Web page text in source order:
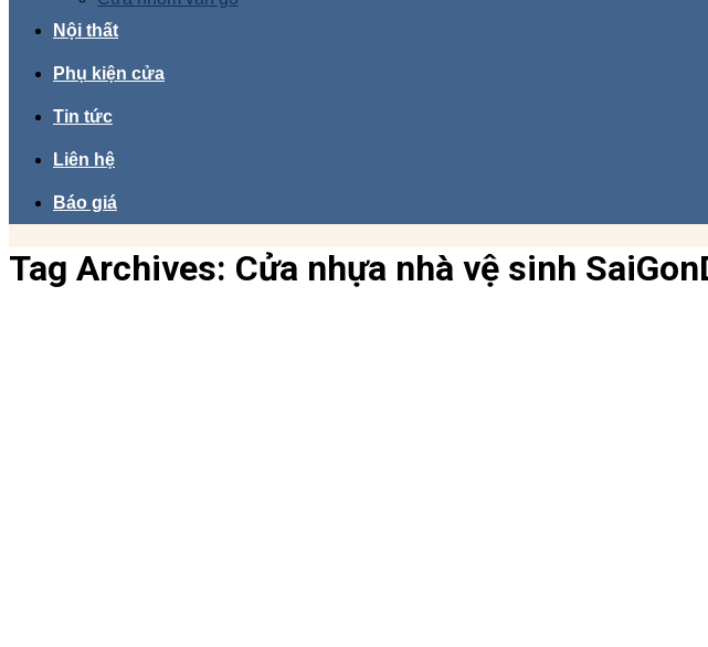
Nội thất
Phụ kiện cửa
Tin tức
Liên hệ
Báo giá
Tag Archives: Cửa nhựa nhà vệ sinh